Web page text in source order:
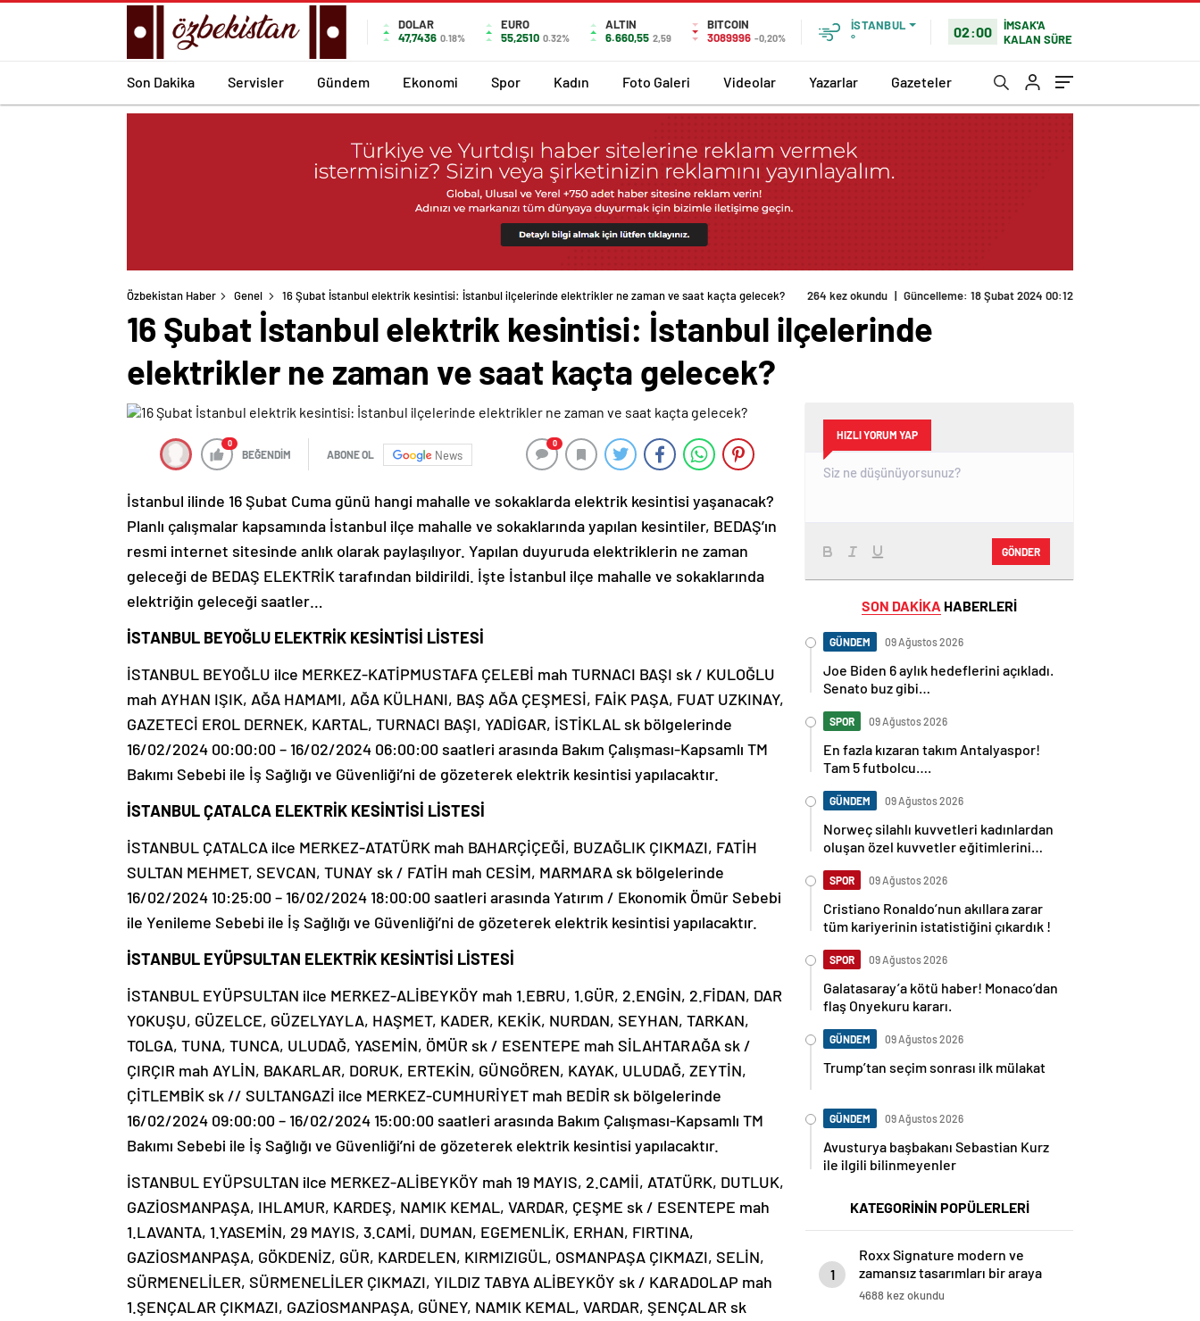
DOLAR
47,7436 0.18%
EURO
55,2510 0.32%
ALTIN
6.660,55 2,59
BITCOIN
3089996 -0,20%
İSTANBUL
°
02:00
İMSAK'A
KALAN SÜRE
Son Dakika Servisler Gündem Ekonomi Spor Kadın Foto Galeri Videolar Yazarlar Gazeteler
Özbekistan Haber Genel 16 Şubat İstanbul elektrik kesintisi: İstanbul ilçelerinde elektrikler ne zaman ve saat kaçta gelecek? 264 kez okundu | Güncelleme: 18 Şubat 2024 00:12
16 Şubat İstanbul elektrik kesintisi: İstanbul ilçelerinde
elektrikler ne zaman ve saat kaçta gelecek?
0
BEĞENDİM ABONE OL News
0
İstanbul ilinde 16 Şubat Cuma günü hangi mahalle ve sokaklarda elektrik kesintisi yaşanacak?
Planlı çalışmalar kapsamında İstanbul ilçe mahalle ve sokaklarında yapılan kesintiler, BEDAŞ’ın
resmi internet sitesinde anlık olarak paylaşılıyor. Yapılan duyuruda elektriklerin ne zaman
geleceği de BEDAŞ ELEKTRİK tarafından bildirildi. İşte İstanbul ilçe mahalle ve sokaklarında
elektriğin geleceği saatler…
İSTANBUL BEYOĞLU ELEKTRİK KESİNTİSİ LİSTESİ
İSTANBUL BEYOĞLU ilce MERKEZ-KATİPMUSTAFA ÇELEBİ mah TURNACI BAŞI sk / KULOĞLU
mah AYHAN IŞIK, AĞA HAMAMI, AĞA KÜLHANI, BAŞ AĞA ÇEŞMESİ, FAİK PAŞA, FUAT UZKINAY,
GAZETECİ EROL DERNEK, KARTAL, TURNACI BAŞI, YADİGAR, İSTİKLAL sk bölgelerinde
16/02/2024 00:00:00 – 16/02/2024 06:00:00 saatleri arasında Bakım Çalışması-Kapsamlı TM
Bakımı Sebebi ile İş Sağlığı ve Güvenliği’ni de gözeterek elektrik kesintisi yapılacaktır.
İSTANBUL ÇATALCA ELEKTRİK KESİNTİSİ LİSTESİ
İSTANBUL ÇATALCA ilce MERKEZ-ATATÜRK mah BAHARÇİÇEĞİ, BUZAĞLIK ÇIKMAZI, FATİH
SULTAN MEHMET, SEVCAN, TUNAY sk / FATİH mah CESİM, MARMARA sk bölgelerinde
16/02/2024 10:25:00 – 16/02/2024 18:00:00 saatleri arasında Yatırım / Ekonomik Ömür Sebebi
ile Yenileme Sebebi ile İş Sağlığı ve Güvenliği’ni de gözeterek elektrik kesintisi yapılacaktır.
İSTANBUL EYÜPSULTAN ELEKTRİK KESİNTİSİ LİSTESİ
İSTANBUL EYÜPSULTAN ilce MERKEZ-ALİBEYKÖY mah 1.EBRU, 1.GÜR, 2.ENGİN, 2.FİDAN, DAR
YOKUŞU, GÜZELCE, GÜZELYAYLA, HAŞMET, KADER, KEKİK, NURDAN, SEYHAN, TARKAN,
TOLGA, TUNA, TUNCA, ULUDAĞ, YASEMİN, ÖMÜR sk / ESENTEPE mah SİLAHTARAĞA sk /
ÇIRÇIR mah AYLİN, BAKARLAR, DORUK, ERTEKİN, GÜNGÖREN, KAYAK, ULUDAĞ, ZEYTİN,
ÇİTLEMBİK sk // SULTANGAZİ ilce MERKEZ-CUMHURİYET mah BEDİR sk bölgelerinde
16/02/2024 09:00:00 – 16/02/2024 15:00:00 saatleri arasında Bakım Çalışması-Kapsamlı TM
Bakımı Sebebi ile İş Sağlığı ve Güvenliği’ni de gözeterek elektrik kesintisi yapılacaktır.
İSTANBUL EYÜPSULTAN ilce MERKEZ-ALİBEYKÖY mah 19 MAYIS, 2.CAMİİ, ATATÜRK, DUTLUK,
GAZİOSMANPAŞA, IHLAMUR, KARDEŞ, NAMIK KEMAL, VARDAR, ÇEŞME sk / ESENTEPE mah
1.LAVANTA, 1.YASEMİN, 29 MAYIS, 3.CAMİ, DUMAN, EGEMENLİK, ERHAN, FIRTINA,
GAZİOSMANPAŞA, GÖKDENİZ, GÜR, KARDELEN, KIRMIZIGÜL, OSMANPAŞA ÇIKMAZI, SELİN,
SÜRMENELİLER, SÜRMENELİLER ÇIKMAZI, YILDIZ TABYA ALİBEYKÖY sk / KARADOLAP mah
1.ŞENÇALAR ÇIKMAZI, GAZİOSMANPAŞA, GÜNEY, NAMIK KEMAL, VARDAR, ŞENÇALAR sk
HIZLI YORUM YAP
GÖNDER
SON DAKİKA HABERLERİ
GÜNDEM 09 Ağustos 2026
Joe Biden 6 aylık hedeflerini açıkladı.
Senato buz gibi…
SPOR 09 Ağustos 2026
En fazla kızaran takım Antalyaspor!
Tam 5 futbolcu….
GÜNDEM 09 Ağustos 2026
Norweç silahlı kuvvetleri kadınlardan
oluşan özel kuvvetler eğitimlerini
SPOR 09 Ağustos 2026
Cristiano Ronaldo’nun akıllara zarar
tüm kariyerinin istatistiğini çıkardık !
SPOR 09 Ağustos 2026
Galatasaray’a kötü haber! Monaco’dan
flaş Onyekuru kararı.
GÜNDEM 09 Ağustos 2026
Trump’tan seçim sonrası ilk mülakat
GÜNDEM 09 Ağustos 2026
Avusturya başbakanı Sebastian Kurz
ile ilgili bilinmeyenler
KATEGORİNİN POPÜLERLERİ
1
Roxx Signature modern ve
zamansız tasarımları bir araya
getiriyor
4688 kez okundu